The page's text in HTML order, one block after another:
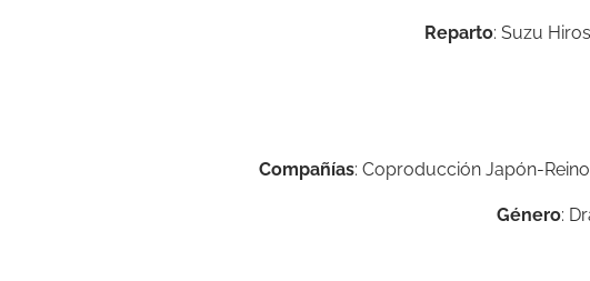
Reparto: Suzu
Compañías: Coproducción Japón-
Género: